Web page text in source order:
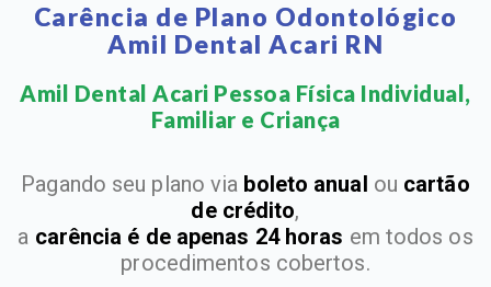
Carência de Plano Odontológico
Amil Dental Acari RN
Amil Dental Acari Pessoa Física Individual,
Familiar e Criança​
Pagando seu plano via boleto anual ou cartão
de crédito,
a carência é de apenas 24 horas em todos os
procedimentos cobertos.